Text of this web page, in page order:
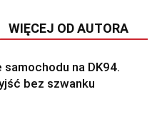
WIĘCEJ OD AUTORA
samochodu na DK94.
bez szwanku